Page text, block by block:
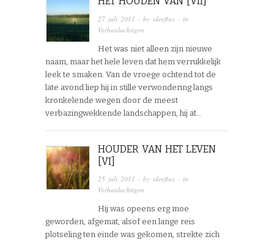
27 juli 2011 · by ideeflux · in
Verhaalachtigen
Het was niet alleen zijn nieuwe
naam, maar het hele leven dat hem verrukkelijk
leek te smaken. Van de vroege ochtend tot de
late avond liep hij in stille verwondering langs
kronkelende wegen door de meest
verbazingwekkende landschappen, hij at…
HOUDER VAN HET LEVEN
[VI]
25 juli 2011 · byideeflux · in
Verhaalachtigen
Hij was opeens erg moe
geworden, afgemat, alsof een lange reis
plotseling ten einde was gekomen, strekte zich